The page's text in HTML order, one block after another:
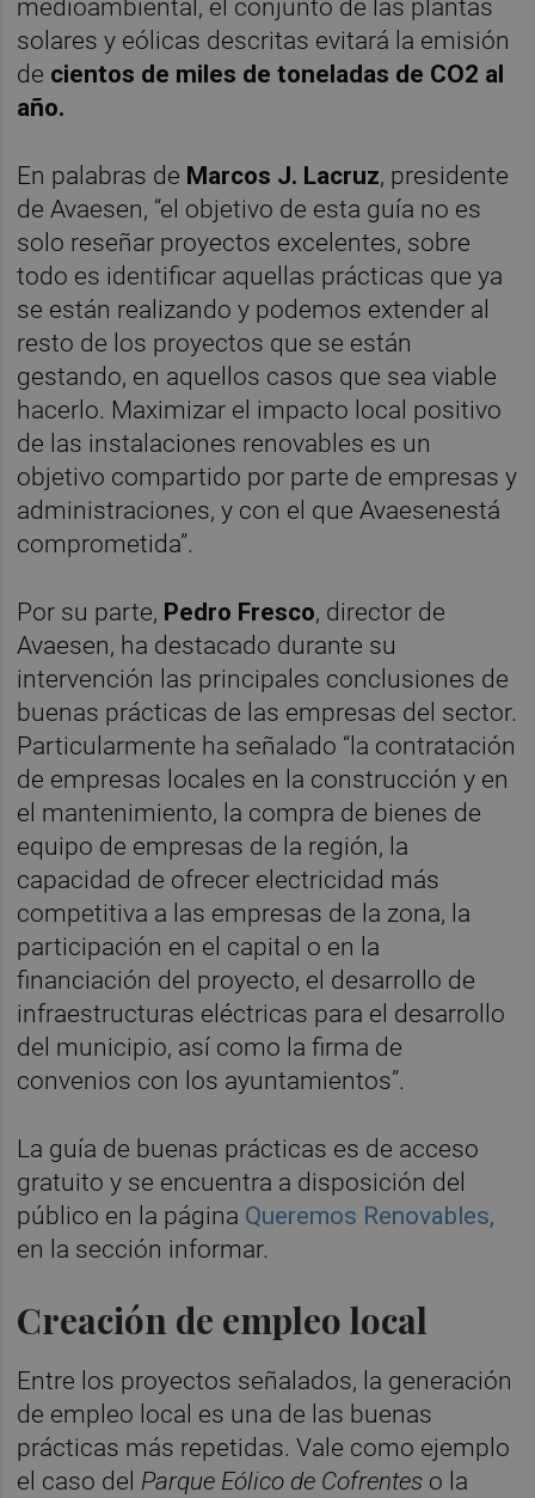
medioambiental, el conjunto de las plantas
solares y eólicas descritas evitará la emisión
de cientos de miles de toneladas de CO2 al
año.
En palabras de Marcos J. Lacruz, presidente
de Avaesen, “el objetivo de esta guía no es
solo reseñar proyectos excelentes, sobre
todo es identificar aquellas prácticas que ya
se están realizando y podemos extender al
resto de los proyectos que se están
gestando, en aquellos casos que sea viable
hacerlo. Maximizar el impacto local positivo
de las instalaciones renovables es un
objetivo compartido por parte de empresas y
administraciones, y con el que Avaesenestá
comprometida”.
Por su parte, Pedro Fresco, director de
Avaesen, ha destacado durante su
intervención las principales conclusiones de
buenas prácticas de las empresas del sector.
Particularmente ha señalado “la contratación
de empresas locales en la construcción y en
el mantenimiento, la compra de bienes de
equipo de empresas de la región, la
capacidad de ofrecer electricidad más
competitiva a las empresas de la zona, la
participación en el capital o en la
financiación del proyecto, el desarrollo de
infraestructuras eléctricas para el desarrollo
del municipio, así como la firma de
convenios con los ayuntamientos”.
La guía de buenas prácticas es de acceso
gratuito y se encuentra a disposición del
público en la página Queremos Renovables,
en la sección informar.
Creación de empleo local
Entre los proyectos señalados, la generación
de empleo local es una de las buenas
prácticas más repetidas. Vale como ejemplo
el caso del Parque Eólico de Cofrentes o la